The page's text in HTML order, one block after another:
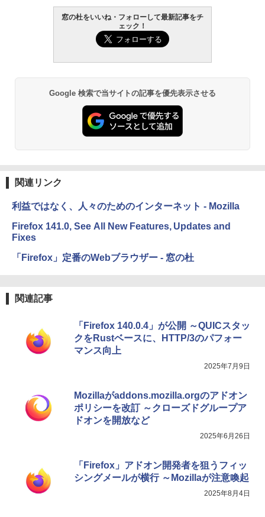
窓の杜をいいね・フォローして最新記事をチ
ェック！
Google 検索で当サイトの記事を優先表示させる
関連リンク
利益ではなく、人々のためのインターネット - Mozilla
Firefox 141.0, See All New Features, Updates and
Fixes
「Firefox」定番のWebブラウザー - 窓の杜
関連記事
「Firefox 140.0.4」が公開 ～QUICスタッ
クをRustベースに、HTTP/3のパフォー
マンス向上
2025年7月9日
Mozillaがaddons.mozilla.orgのアドオン
ポリシーを改訂 ～クローズドグループア
ドオンを開放など
2025年6月26日
「Firefox」アドオン開発者を狙うフィッ
シングメールが横行 ～Mozillaが注意喚起
2025年8月4日